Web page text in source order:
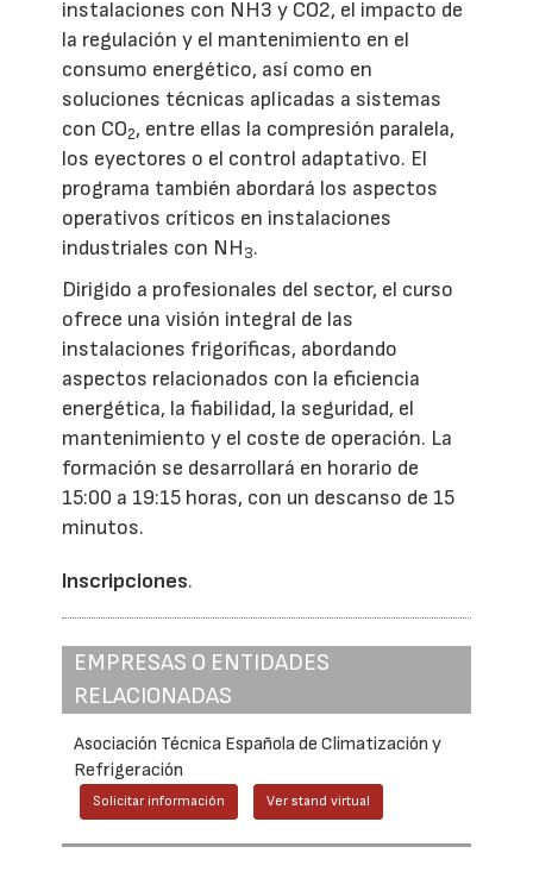
instalaciones con NH3 y CO2, el impacto de
la regulación y el mantenimiento en el
consumo energético, así como en
soluciones técnicas aplicadas a sistemas
con CO2, entre ellas la compresión paralela,
los eyectores o el control adaptativo. El
programa también abordará los aspectos
operativos críticos en instalaciones
industriales con NH3.
Dirigido a profesionales del sector, el curso
ofrece una visión integral de las
instalaciones frigoríficas, abordando
aspectos relacionados con la eficiencia
energética, la fiabilidad, la seguridad, el
mantenimiento y el coste de operación. La
formación se desarrollará en horario de
15:00 a 19:15 horas, con un descanso de 15
minutos.
Inscripciones.
EMPRESAS O ENTIDADES
RELACIONADAS
Asociación Técnica Española de Climatización y
Refrigeración
Solicitar información Ver stand virtual